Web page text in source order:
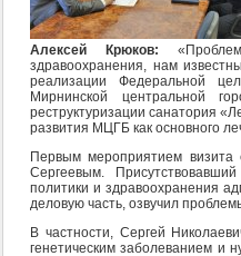
Алексей Крюков:
здравоохранения, нам
реализации Федеральной
Мирнинской центральной
реструктуризации санатория
развития МЦГБ как основного
Первым мероприятием визита
Сергеевым.
политики и здравоохранения
деловую часть, озвучил
В частности, Сергей
генетическим заболеванием и